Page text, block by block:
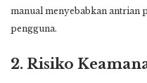
manual menyebabkan antrian
pengguna.
2. Risiko